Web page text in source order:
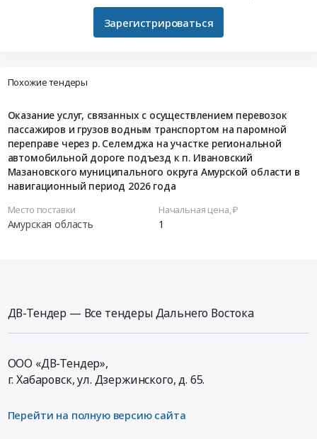
Зарегистрироваться
Похожие тендеры
Оказание услуг, связанных с осуществлением перевозок
пассажиров и грузов водным транспортом на паромной
переправе через р. Селемджа на участке региональной
автомобильной дороге подъезд к п. Ивановский
Мазановского муниципального округа Амурской области в
навигационный период 2026 года
Место поставки
Амурская область
Начальная цена, ₽
1
ДВ-Тендер — Все тендеры Дальнего Востока
ООО «ДВ-Тендер»,
г. Хабаровск,ул. Дзержинского, д. 65.
Перейти на полную версию сайта